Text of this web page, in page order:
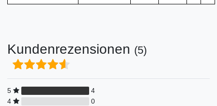
Kundenrezensionen (5)
5
4
4
0